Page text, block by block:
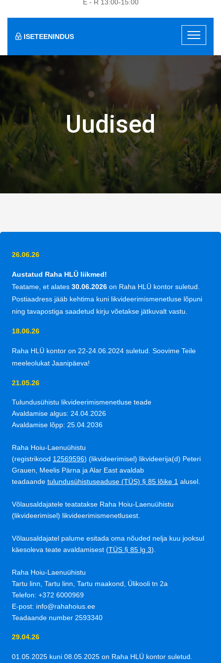
E - R 13:00-15:00
ISETEENINDUS
Uudised
26.06.26
Austatud Raha HLÜ liikmed!
Teatame, et alates 30.06.2026 on Raha HLÜ kontor suletud.
Postiaadress jääb kehtima kuni likvideerimismenetluse lõpuni
ning tavapostiga saadetud kirju võetakse jätkuvalt vastu.
18.06.26
Raha HLÜ kontor on 22-24.06.2024 suletud. Soovime Teile
meeleolukat Jaanipäeva!
21.05.26
Tulundusühistu likvideerimismenetluse teade
Avaldamise algus: 24.04.2026
Avaldamise lõpp: 25.04.2036
Raha Hoiu-Laenuühistu
(registrikood 12569596) (likvideerimisel) likvideerija(d) Peteri
Grauen, Meelis Pärna ja Alar East avaldab
teadaande tulundusühistuseaduse (TÜS) § 85 lõike 1 alusel.
Võlausaldajatele teatatakse Raha Hoiu-Laenuühistu
(likvideerimisel) likvideerimismenetlusest.
Võlausaldajatel palume esitada oma nõuded nelja kuu jooksul
käesoleva teate avaldamisest (TÜS § 85 lg 3).
Raha Hoiu-Laenuühistu
Tartu linn, Tartu linn, Tartu maakond, Ülikooli tn 2a
Telefon: +372 6000969
E-post: info@rahahoius.ee
Teadaande number 2593340
29.04.26
01.05.2025 kuni 08.05.2025 on Raha HLÜ kontor suletud.